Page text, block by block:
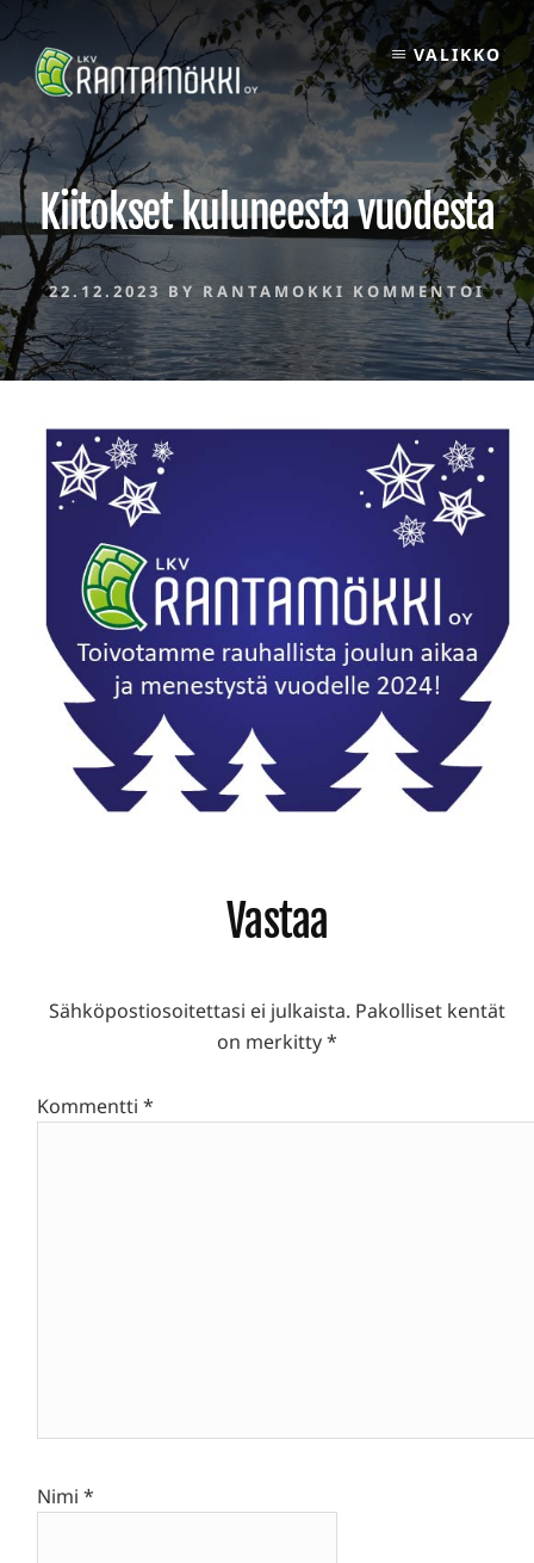
Skip
to
content
VALIKKO
Kiitokset kuluneesta vuodesta
22.12.2023 BY RANTAMOKKI KOMMENTOI
vuorovaikutusVastaa
Sähköpostiosoitettasi ei julkaista. Pakolliset kentät
on merkitty*
Kommentti*
Nimi*